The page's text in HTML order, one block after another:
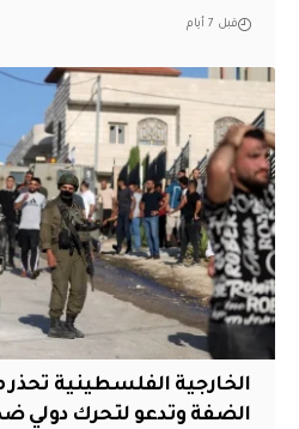
قبل 7 أيام
الخارجية الفلسطينية تحذر
الضفة وتدعو لتحرك دولي